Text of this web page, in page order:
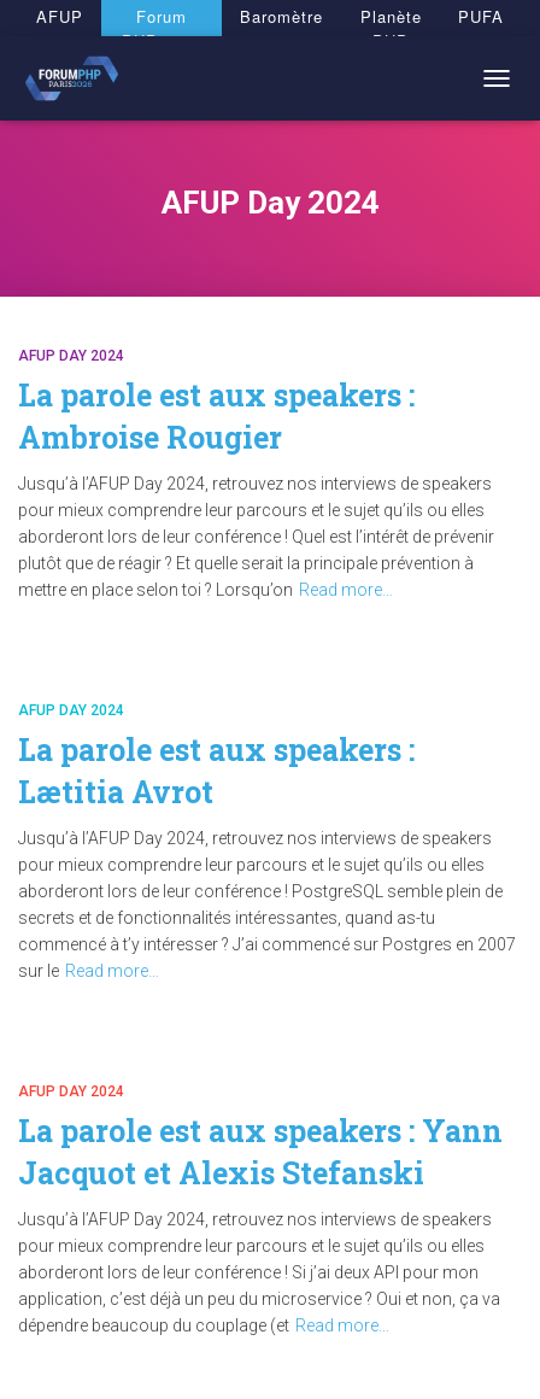
AFUP
Forum
PHP 2026
Baromètre
Planète
PHP
PUFA
AFUP Day 2024
AFUP DAY 2024
La parole est aux speakers :
Ambroise Rougier
Jusqu’à l’AFUP Day 2024, retrouvez nos interviews de speakers
pour mieux comprendre leur parcours et le sujet qu’ils ou elles
aborderont lors de leur conférence ! Quel est l’intérêt de prévenir
plutôt que de réagir ? Et quelle serait la principale prévention à
mettre en place selon toi ? Lorsqu’on Read more…
AFUP DAY 2024
La parole est aux speakers :
Lætitia Avrot
Jusqu’à l’AFUP Day 2024, retrouvez nos interviews de speakers
pour mieux comprendre leur parcours et le sujet qu’ils ou elles
aborderont lors de leur conférence ! PostgreSQL semble plein de
secrets et de fonctionnalités intéressantes, quand as-tu
commencé à t’y intéresser ? J’ai commencé sur Postgres en 2007
sur le Read more…
AFUP DAY 2024
La parole est aux speakers : Yann
Jacquot et Alexis Stefanski
Jusqu’à l’AFUP Day 2024, retrouvez nos interviews de speakers
pour mieux comprendre leur parcours et le sujet qu’ils ou elles
aborderont lors de leur conférence ! Si j’ai deux API pour mon
application, c’est déjà un peu du microservice ? Oui et non, ça va
dépendre beaucoup du couplage (et Read more…
Panneau de gestion des cookies